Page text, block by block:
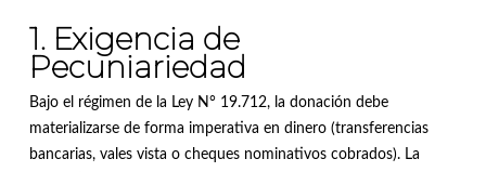
1. Exigencia de
Pecuniariedad
Bajo el régimen de la Ley N° 19.712, la donación debe
materializarse de forma imperativa en dinero (transferencias
bancarias, vales vista o cheques nominativos cobrados). La